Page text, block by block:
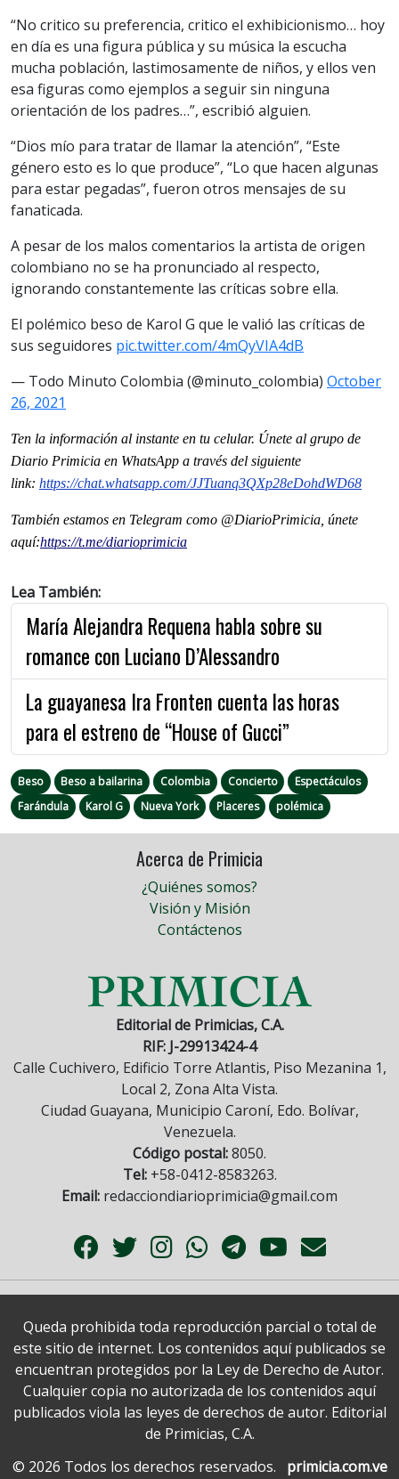
“No critico su preferencia, critico el exhibicionismo… hoy
en día es una figura pública y su música la escucha
mucha población, lastimosamente de niños, y ellos ven
esa figuras como ejemplos a seguir sin ninguna
orientación de los padres…”, escribió alguien.
“Dios mío para tratar de llamar la atención”, “Este
género esto es lo que produce”, “Lo que hacen algunas
para estar pegadas”, fueron otros mensajes de su
fanaticada.
A pesar de los malos comentarios la artista de origen
colombiano no se ha pronunciado al respecto,
ignorando constantemente las críticas sobre ella.
El polémico beso de Karol G que le valió las críticas de
sus seguidores pic.twitter.com/4mQyVIA4dB
— Todo Minuto Colombia (@minuto_colombia) October
26, 2021
Ten la información al instante en tu celular. Únete al grupo de
Diario Primicia en WhatsApp a través del siguiente
link: https://chat.whatsapp.com/JJTuanq3QXp28eDohdWD68
También estamos en Telegram como @DiarioPrimicia, únete
aquí:https://t.me/diarioprimicia
Lea También:
María Alejandra Requena habla sobre su
romance con Luciano D’Alessandro
La guayanesa Ira Fronten cuenta las horas
para el estreno de “House of Gucci”
Beso Beso a bailarina Colombia Concierto
Espectáculos
Farándula
Karol G Nueva York Placeres polémica
Acerca de Primicia
¿Quiénes somos?
Visión y Misión
Contáctenos
Editorial de Primicias, C.A.
RIF: J-29913424-4
Calle Cuchivero, Edificio Torre Atlantis, Piso Mezanina 1,
Local 2, Zona Alta Vista.
Ciudad Guayana, Municipio Caroní, Edo. Bolívar,
Venezuela.
Código postal:8050.
Tel:+58-0412-8583263.
Email: redacciondiarioprimicia@gmail.com
Queda prohibida toda reproducción parcial o total de
este sitio de internet. Los contenidos aquí publicados se
encuentran protegidos por la Ley de Derecho de Autor.
Cualquier copia no autorizada de los contenidos aquí
publicados viola las leyes de derechos de autor. Editorial
de Primicias, C.A.
© 2026 Todos los derechos reservados.
primicia.com.ve